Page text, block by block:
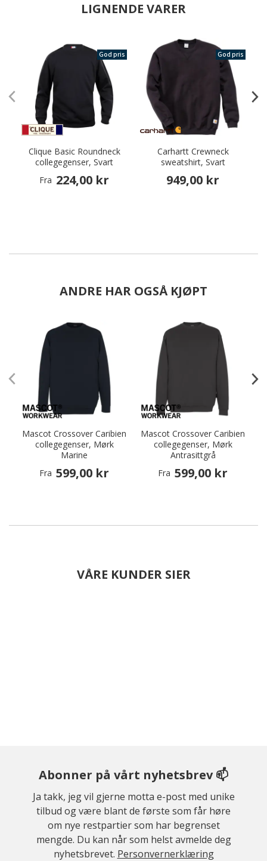
LIGNENDE VARER
God pris
Clique Basic Roundneck
collegegenser, Svart
Fra 224,00 kr
God pris
Carhartt Crewneck
sweatshirt, Svart
949,00 kr
ANDRE HAR OGSÅ KJØPT
Mascot Crossover Caribien
collegegenser, Mørk
Marine
Fra 599,00 kr
Mascot Crossover Caribien
collegegenser, Mørk
Antrasittgrå
Fra 599,00 kr
VÅRE KUNDER SIER
Abonner på vårt nyhetsbrev 📫
Ja takk, jeg vil gjerne motta e-post med unike
tilbud og være blant de første som får høre
om nye restpartier som har begrenset
mengde. Du kan når som helst avmelde deg
nyhetsbrevet. Personvernerklæring